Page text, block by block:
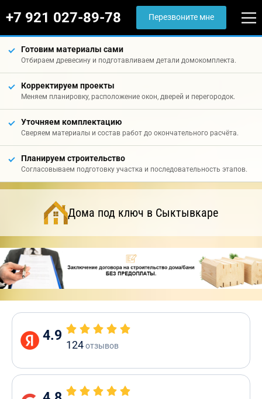
+7 921 027-89-78 Перезвоните мне
Готовим материалы сами
Отбираем древесину и подготавливаем детали домокомплекта.
Корректируем проекты
Меняем планировку, расположение окон, дверей и перегородок.
Уточняем комплектацию
Сверяем материалы и состав работ до окончательного расчёта.
Планируем строительство
Согласовываем подготовку участка и последовательность этапов.
Дома под ключ в Сыктывкаре
4.9
124отзывов